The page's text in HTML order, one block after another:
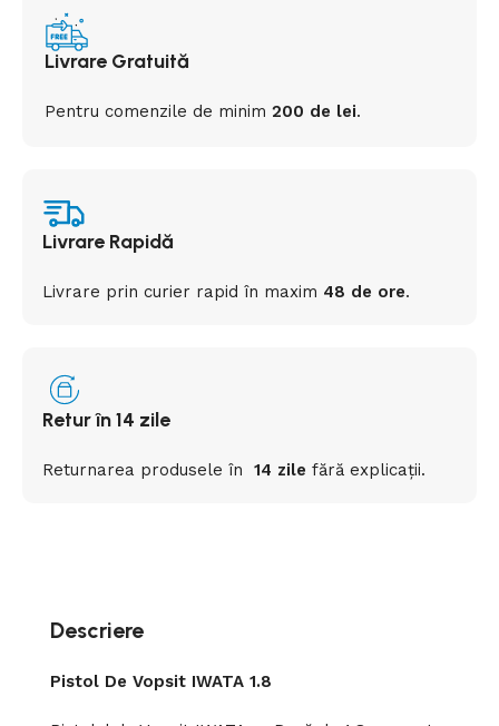
Livrare Gratuită
Pentru comenzile de minim200 de lei.
Livrare Rapidă
Livrare prin curier rapidîn maxim 48 de ore.
Retur în 14 zile
Returnarea produseleîn 14 zile fără explicații.
Descriere
Pistol De Vopsit IWATA 1.8